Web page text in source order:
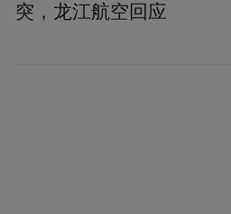
突，龙江航空回应